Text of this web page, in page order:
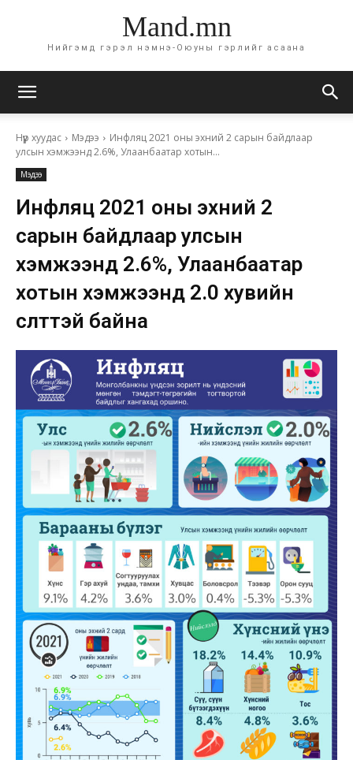
Mand.mn
Нийгэмд гэрэл нэмнэ-Оюуны гэрлийг асаана
Нүүр хуудас Мэдээ
Инфляц 2021 оны эхний 2 сарын байдлаар
улсын хэмжээнд 2.6%, Улаанбаатар хотын...
Мэдээ
Инфляц 2021 оны эхний 2
сарын байдлаар улсын
хэмжээнд 2.6%, Улаанбаатар
хотын хэмжээнд 2.0 хувийн
өсөлттэй байна